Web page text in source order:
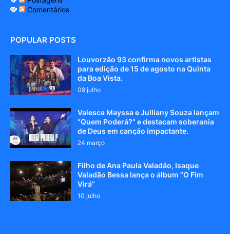
Comentários
POPULAR POSTS
Louvorzão 93 confirma novos artistas
para edição de 15 de agosto na Quinta
da Boa Vista.
08 julho
Valesca Mayssa e Julliany Souza lançam
“Quem Poderá?” e destacam soberania
de Deus em canção impactante.
24 março
Filho de Ana Paula Valadão, Isaque
Valadão Bessa lança o álbum “O Fim
Virá”
10 julho